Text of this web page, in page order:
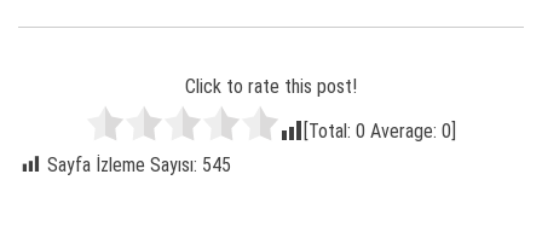
Click to rate this post!
[Total: 0 Average: 0]
Sayfa İzleme Sayısı: 545